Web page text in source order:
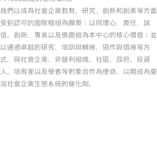
我們以成為社會企業教育、研究、創新和創業等方面
受到認可的國際樞紐為願景；以同理心、責任、誠
信、創新、專業以及樂趣做為本中心的核心價值；並
以通過卓越的研究、培訓與輔導、協作與倡導等方
式，與社會企業、非營利組織、社區、政府、投資
人、培育家以及學者等對象合作為使命，以期成為臺
灣社會企業生態系統的催化劑。